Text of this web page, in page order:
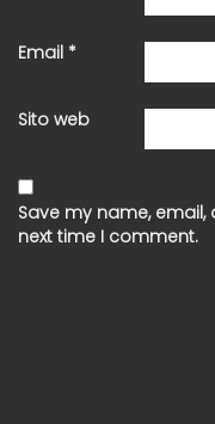
Email *
Sito web
Save my name,
next time I comment.